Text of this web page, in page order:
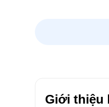
Giới thiệu